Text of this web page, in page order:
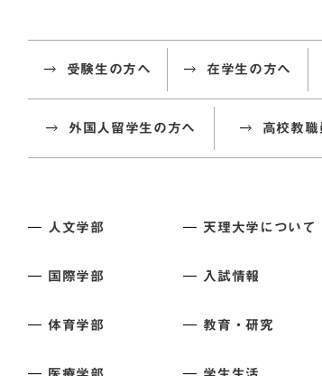
受験生の方へ 在学生の方へ
外国人留学生の方へ 高校教
人文学部
国際学部
体育学部
天理大学について
入試情報
教育・研究